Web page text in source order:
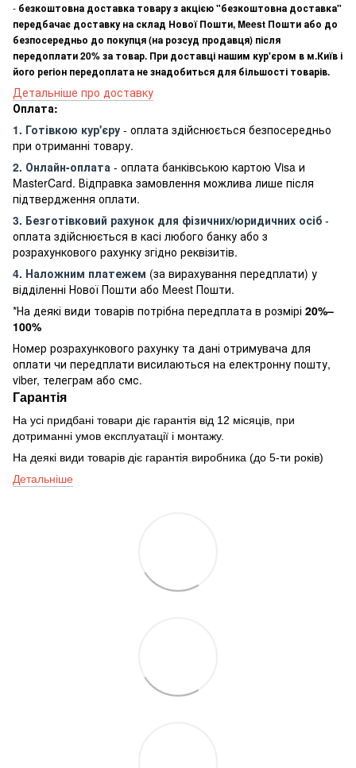
- безкоштовна доставка товару з акцією "безкоштовна доставка"
передбачає доставку на склад Нової Пошти, Meest Пошти або до
безпосередньо до покупця (на розсуд продавця) після
передоплати 20% за товар. При доставці нашим кур'єром в м.Київ і
його регіон передоплата не знадобиться для більшості товарів.
Детальніше про доставку
Оплата:
1. Готівкою кур'єру - оплата здійснюється безпосередньо
при отриманні товару.
2. Онлайн-оплата - оплата банківською картою Visa и
MasterCard. Відправка замовлення можлива лише після
підтвердження оплати.
3. Безготівковий рахунок для фізичних/юридичних осіб -
оплата здійснюється в касі любого банку або з
розрахункового рахунку згідно реквізитів.
4. Наложним платежем (за вирахування передплати) у
відділенні Нової Пошти або Meest Пошти.
*На деякі види товарів потрібна передплата в розмірі 20%–
100%
Номер розрахункового рахунку та дані отримувача для
оплати чи передплати висилаються на електронну пошту,
viber, телеграм або смс.
Гарантія
На усі придбані товари діє гарантія від 12 місяців, при
дотриманні умов експлуатації і монтажу.
На деякі види товарів діє гарантія виробника (до 5-ти років)
Детальніше